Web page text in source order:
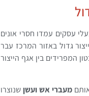
עסקים עמדו חסרי אונים
גדול באזור המרכז עבר
המפרידים בין אגף הייצור
מעברי אש ועשןשנוצרו